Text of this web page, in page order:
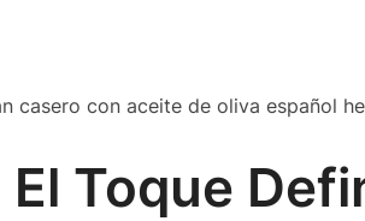
El Toque